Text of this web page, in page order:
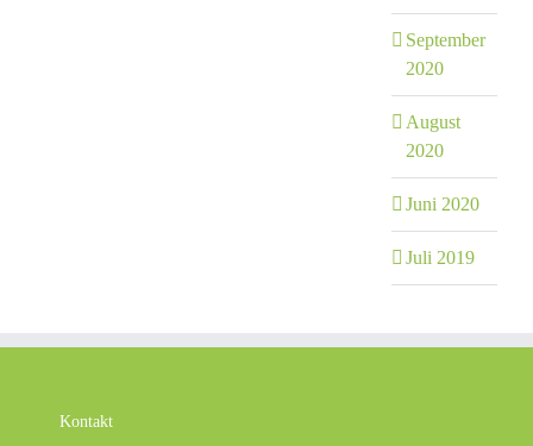
September
2020
August
2020
Juni 2020
Juli 2019
Kontakt